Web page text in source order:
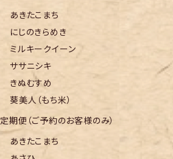
あきたこまち
にじのきらめき
ミルキークイーン
ササニシキ
きぬむすめ
葵美人（もち米）
定期便（ご予約のお客様のみ）
あきたこまち